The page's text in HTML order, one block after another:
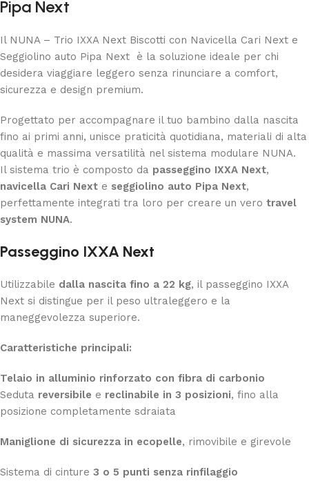
Pipa Next
Il NUNA – Trio IXXA Next Biscotti con Navicella Cari Next e
Seggiolino auto Pipa Next è la soluzione ideale per chi
desidera viaggiare leggero senza rinunciare a comfort,
sicurezza e design premium.
Progettato per accompagnare il tuo bambino dalla nascita
fino ai primi anni, unisce praticità quotidiana, materiali di alta
qualità e massima versatilità nel sistema modulare NUNA.
Il sistema trio è composto da passeggino IXXA Next,
navicella Cari Next e seggiolino auto Pipa Next,
perfettamente integrati tra loro per creare un vero travel
system NUNA.
Passeggino IXXA Next
Utilizzabile dalla nascita fino a 22 kg, il passeggino IXXA
Next si distingue per il peso ultraleggero e la
maneggevolezza superiore.
Caratteristiche principali:
Telaio in alluminio rinforzato con fibra di carbonio
Seduta reversibile e reclinabile in 3 posizioni, fino alla
posizione completamente sdraiata
Maniglione di sicurezza in ecopelle, rimovibile e girevole
Sistema di cinture 3 o 5 punti senza rinfilaggio